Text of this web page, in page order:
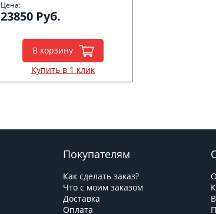
Цена:
23850 Руб.
В корзину
Купить в 1 клик
Покупателям
Как сделать заказ?
Что с моим заказом
Доставка
Оплата